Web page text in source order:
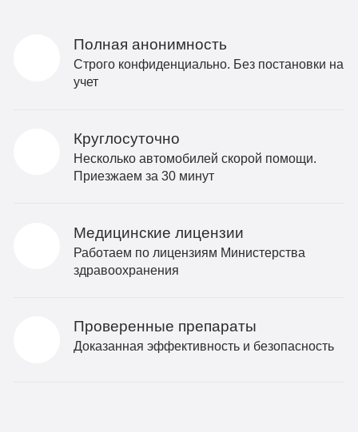
Полная анонимность
Строго конфиденциально. Без постановки на
учет
Круглосуточно
Несколько автомобилей скорой помощи.
Приезжаем за 30 минут
Медицинские лицензии
Работаем по лицензиям Министерства
здравоохранения
Проверенные препараты
Доказанная эффективность и безопасность